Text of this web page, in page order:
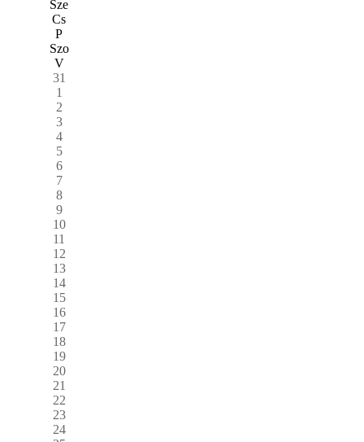
Sze
Cs
P
Szo
V
31
1
2
3
4
5
6
7
8
9
10
11
12
13
14
15
16
17
18
19
20
21
22
23
24